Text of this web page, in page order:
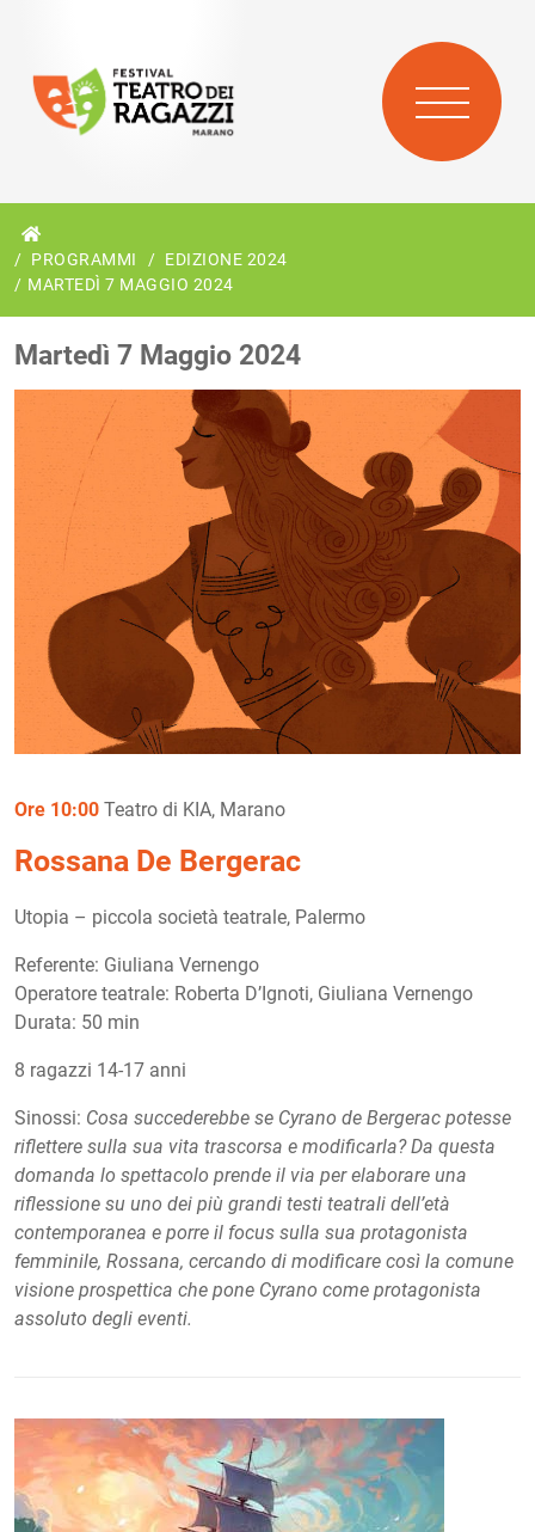
PROGRAMMI
EDIZIONE 2024
MARTEDÌ 7 MAGGIO 2024
Martedì 7 Maggio 2024
Ore 10:00 Teatro di KIA, Marano
Rossana De Bergerac
Utopia – piccola società teatrale, Palermo
Referente: Giuliana Vernengo
Operatore teatrale: Roberta D’Ignoti, Giuliana Vernengo
Durata: 50 min
8 ragazzi 14-17 anni
Sinossi: Cosa succederebbe se Cyrano de Bergerac potesse
riflettere sulla sua vita trascorsa e modificarla? Da questa
domanda lo spettacolo prende il via per elaborare una
riflessione su uno dei più grandi testi teatrali dell’età
contemporanea e porre il focus sulla sua protagonista
femminile, Rossana, cercando di modificare così la comune
visione prospettica che pone Cyrano come protagonista
assoluto degli eventi.